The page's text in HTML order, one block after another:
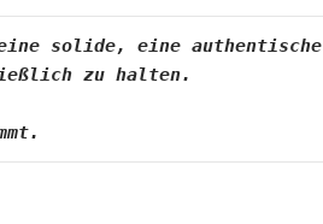
eine solide, eine authentische
zu halten.